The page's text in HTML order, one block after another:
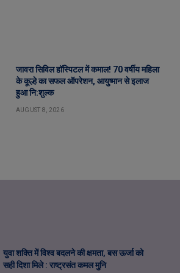
जावरा सिविल हॉस्पिटल में कमाल! 70 वर्षीय महिला
के कूल्हे का सफल ऑपरेशन, आयुष्मान से इलाज
हुआ नि:शुल्क
AUGUST 8, 2026
युवा शक्ति में विश्व बदलने की क्षमता, बस ऊर्जा को
सही दिशा मिले : राष्ट्रसंत कमल मुनि